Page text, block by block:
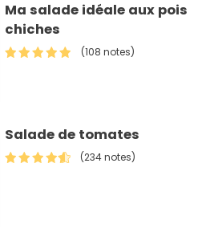
Ma salade idéale aux pois
chiches
(108 notes)
Salade de tomates
(234 notes)